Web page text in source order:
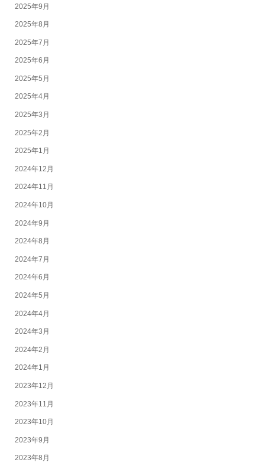
2025年9月
2025年8月
2025年7月
2025年6月
2025年5月
2025年4月
2025年3月
2025年2月
2025年1月
2024年12月
2024年11月
2024年10月
2024年9月
2024年8月
2024年7月
2024年6月
2024年5月
2024年4月
2024年3月
2024年2月
2024年1月
2023年12月
2023年11月
2023年10月
2023年9月
2023年8月